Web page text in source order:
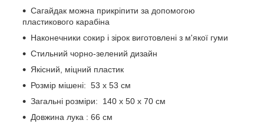
Сагайдак можна прикріпити за допомогою
пластикового карабіна
Наконечники сокир і зірок виготовлені з м'якої гуми
Стильний чорно-зелений дизайн
Якісний, міцний пластик
Розмір мішені: 53 х 53 см
Загальні розміри: 140 х 50 х 70 см
Довжина лука : 66 см